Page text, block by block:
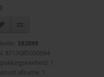
582099
8713085020994
1
afname: 1